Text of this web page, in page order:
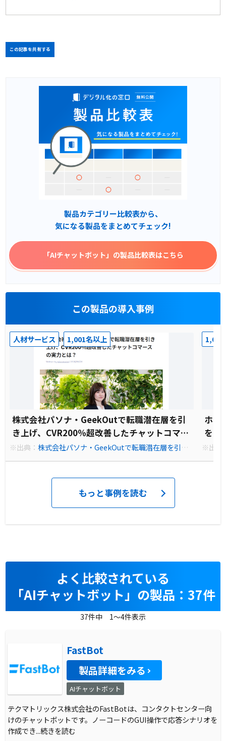
この記事を共有する
製品カテゴリー比較表から、
気になる製品をまとめてチェック!
「AIチャットボット」 の製品比較表はこちら
この製品の導入事例
人材サービス 1,001名以上
株式会社パソナ・GeekOutで転職潜在層を引
き上げ、CVR200％超改善したチャットコマー
スの実力とは？
※出典：株式会社パソナ・GeekOutで転職潜在層を引き
1,001
ホッ
を導
※出典
もっと事例を読む
よく比較されている
「AIチャットボット」の製品：37件
37件中 1～4件表示
FastBot
製品詳細をみる
AIチャットボット
テクマトリックス株式会社のFastBotは、コンタクトセンター向
けのチャットボットです。ノーコードのGUI操作で応答シナリオを
作成でき...続きを読む